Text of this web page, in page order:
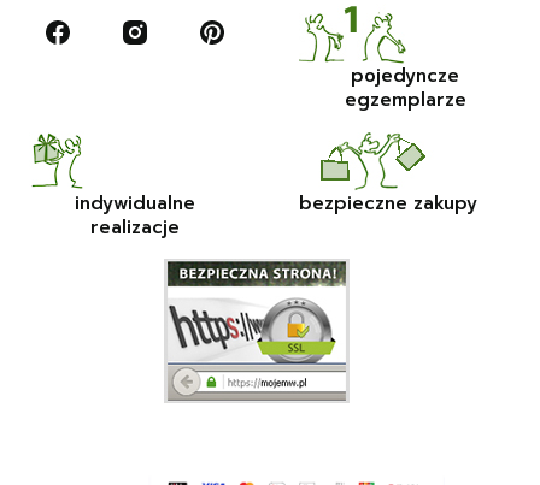
pojedyncze
egzemplarze
indywidualne
realizacje
bezpieczne zakupy